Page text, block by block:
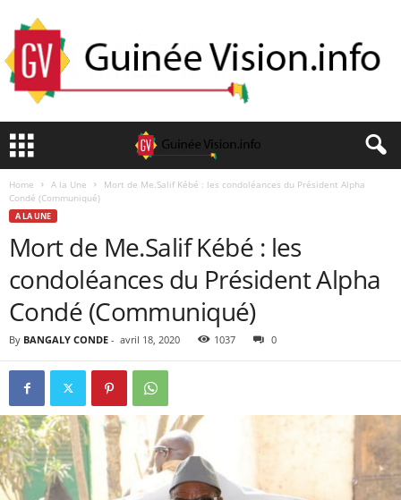
Home A la Une
Mort de Me.Salif Kébé : les condoléances du Président Alpha
Condé (Communiqué)
A LA UNE
Mort de Me.Salif Kébé : les
condoléances du Président Alpha
Condé (Communiqué)
By BANGALY CONDE - avril 18, 2020 1037 0